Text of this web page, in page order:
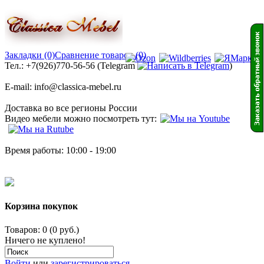
Закладки (0)Сравнение товаров (0)
Тел.: +7(926)770-56-56 (Telegram
)
E-mail: info@classica-mebel.ru
Доставка во все регионы России
Видео мебели можно посмотреть тут:
Время работы: 10:00 - 19:00
Корзина покупок
Товаров: 0 (0 руб.)
Ничего не куплено!